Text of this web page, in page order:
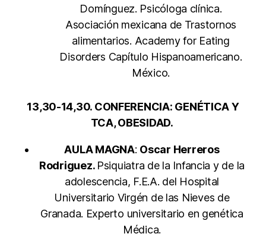
Domínguez. Psicóloga clínica.
Asociación mexicana de Trastornos
alimentarios. Academy for Eating
Disorders Capítulo Hispanoamericano.
México.
13,30-14,30. CONFERENCIA: GENÉTICA Y
TCA, OBESIDAD.
AULA MAGNA: Oscar Herreros
Rodriguez. Psiquiatra de la Infancia y de la
adolescencia, F.E.A. del Hospital
Universitario Virgén de las Nieves de
Granada. Experto universitario en genética
Médica.